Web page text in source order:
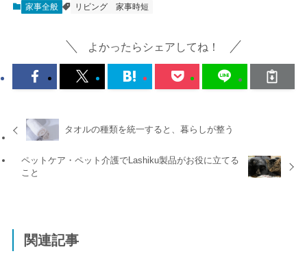
家事全般 リビング 家事時短
よかったらシェアしてね！
タオルの種類を統一すると、暮らしが整う
ペットケア・ペット介護でLashiku製品がお役に立てる
こと
関連記事